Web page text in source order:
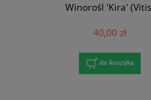
Winorośl 'Kira'
40,00 zł
do koszyka